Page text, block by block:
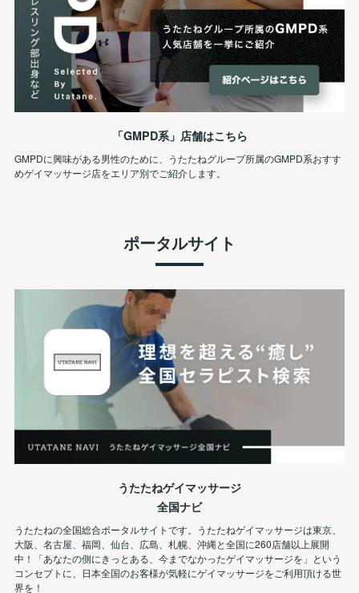
「GMPD系」店舗はこちら
GMPDに興味がある男性のために、うたたねグループ所属のGMPD系おすす
めゲイマッサージ店をエリア別でご紹介します。
ポータルサイト
うたたねゲイマッサージ
全国ナビ
うたたねの全国総合ポータルサイトです。うたたねゲイマッサージは東京、
大阪、名古屋、福岡、仙台、広島、札幌、沖縄と全国に260店舗以上展開
中！「あなたの側にきっとある、今までなかったゲイマッサージを」という
コンセプトに、日本全国のお客様が気軽にゲイマッサージをご利用頂ける世
界を！